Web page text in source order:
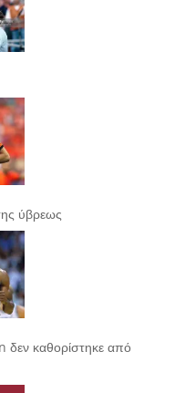
ύβρεως
δεν καθορίστηκε από